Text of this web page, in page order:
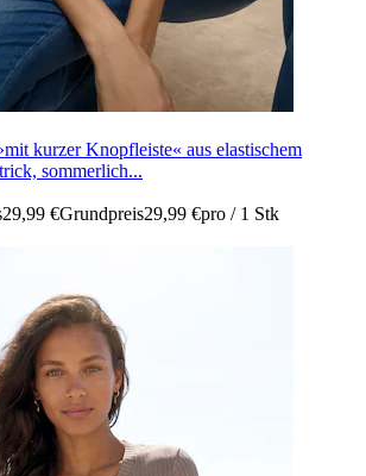
kurzer Knopfleiste« aus elastischem
sommerlich...
29,99 €Grundpreis29,99 €pro / 1 Stk